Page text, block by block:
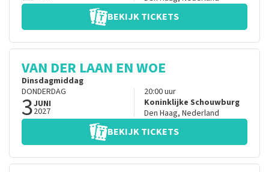
BEKIJK TICKETS
VAN DER LAAN EN WOE
Dinsdagmiddag
DONDERDAG
3JUNI
2027
20:00uur
Koninklijke Schouwburg
Den Haag, Nederland
BEKIJK TICKETS